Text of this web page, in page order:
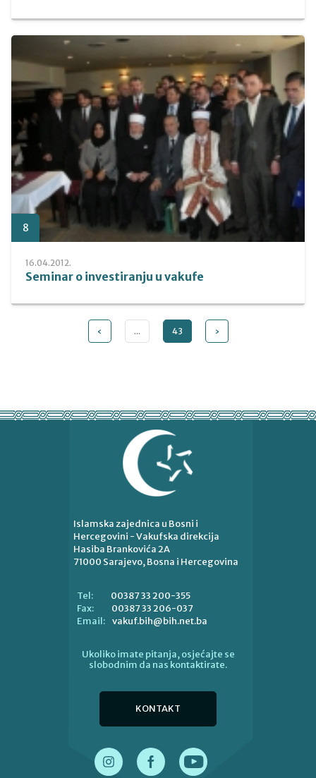
8
16.04.2012.
Seminar o investiranju u vakufe
‹ ... 43 ›
Islamska zajednica u Bosni i
Hercegovini - Vakufska direkcija
Hasiba Brankovića 2A
71000 Sarajevo, Bosna i Hercegovina
Tel:
00387 33 200-355
Fax:
00387 33 206-037
Email: vakuf.bih@bih.net.ba
Ukoliko imate pitanja, osjećajte se
slobodnim da nas kontaktirate.
KONTAKT